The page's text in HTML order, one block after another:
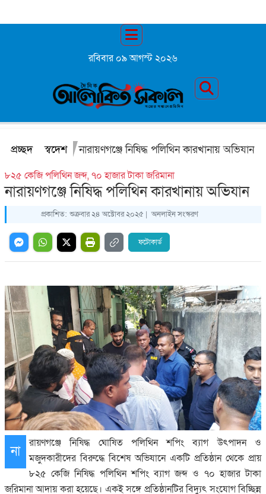
রবিবার ০৯ আগস্ট ২০২৬
প্রচ্ছদ স্বদেশ নারায়ণগঞ্জে নিষিদ্ধ পলিথিন কারখানায় অভিযান
৮২৫ কেজি পলিথিন জব্দ, ৭০ হাজার টাকা জরিমানা
নারায়ণগঞ্জে নিষিদ্ধ পলিথিন কারখানায় অভিযান
প্রকাশিত: শুক্রবার ২৪ অক্টোবর ২০২৫ | অনলাইন সংস্করণ
ফটোকার্ড
না
রায়ণগঞ্জে নিষিদ্ধ ঘোষিত পলিথিন শপিং ব্যাগ উৎপাদন ও
মজুদকারীদের বিরুদ্ধে বিশেষ অভিযানে একটি প্রতিষ্ঠান থেকে প্রায়
৮২৫ কেজি নিষিদ্ধ পলিথিন শপিং ব্যাগ জব্দ ও ৭০ হাজার টাকা
জরিমানা আদায় করা হয়েছে। একই সঙ্গে প্রতিষ্ঠানটির বিদ্যুৎ সংযোগ বিচ্ছিন্ন